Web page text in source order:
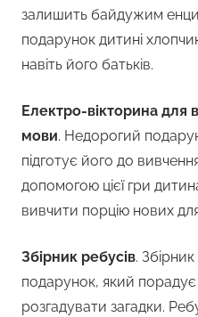
залишить байдужим
подарунок дитині
навіть його батьків.
Електро-вікторина для
мови. Недорогий
підготує його до
допомогою цієї гри
вивчити порцію нових для
Збірник ребусів.
подарунок, який
розгадувати загадки.